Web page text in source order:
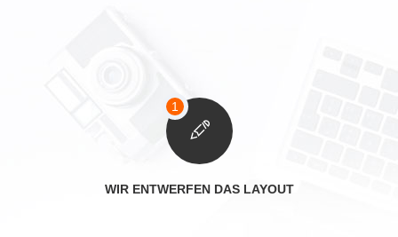
WIR ENTWERFEN DAS LAYOUT